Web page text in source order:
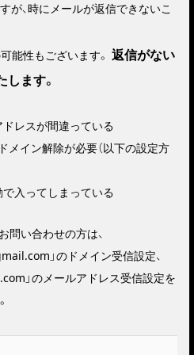
が、時にメールが返信できないこ
能性もございます。 返信がない
ます。
レスが間違っている
メイン解除が必要（以下の設定方
入ってしまっている
い合わせの方は、
」のドメイン受信設定、
」のメールアドレス受信設定を